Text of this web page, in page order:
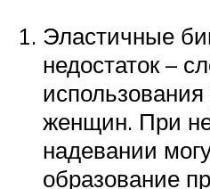
Эластичные
недостаток –
женщин. При
надевании
образование